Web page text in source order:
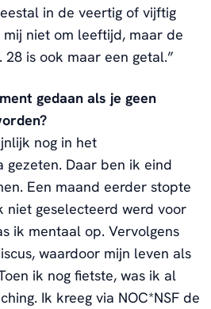
in de veertig of vijftig
mij niet om leeftijd, maar de
is ook maar een getal.”
gedaan als je geen
nog in het
gezeten. Daar ben ik eind
Een maand eerder stopte
niet geselecteerd werd voor
ik mentaal op. Vervolgens
waardoor mijn leven als
ik nog fietste, was ik al
Ik kreeg via NOC*NSF de